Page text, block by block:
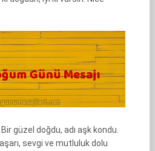
güzel doğdu, adı aşk kondu.
sevgi ve mutluluk dolu